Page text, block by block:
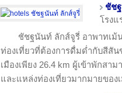
ชัช
โรง
ชัชฐนันท์ ลักส์จูรี่ อาพาทเม้
ท่องเที่ยวที่ต้องการดื่มด่ำกับสีสั
เมืองเพียง 26.4 km ผู้เข้าพักสา
และแหล่งท่องเที่ยวมากมายของ